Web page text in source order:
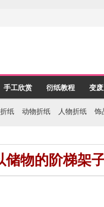
手工欣赏 衍纸教程 变
纸 动物折纸 人物折纸 饰
储物的阶梯架